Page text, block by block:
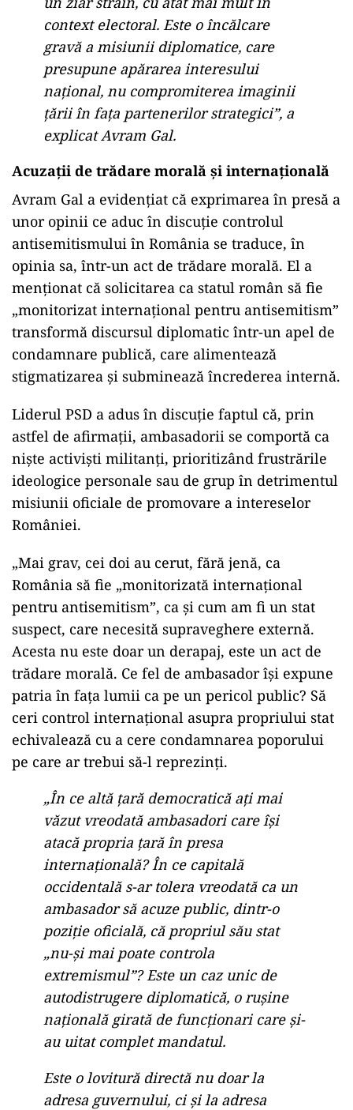
context electoral. Este o încălcare
gravă a misiunii diplomatice, care
presupune apărarea interesului
național, nu compromiterea imaginii
țării în fața partenerilor strategici”, a
explicat Avram Gal.
Acuzații de trădare morală și internațională
Avram Gal a evidențiat că exprimarea în presă a
unor opinii ce aduc în discuție controlul
antisemitismului în România se traduce, în
opinia sa, într-un act de trădare morală. El a
menționat că solicitarea ca statul român să fie
„monitorizat internațional pentru antisemitism”
transformă discursul diplomatic într-un apel de
condamnare publică, care alimentează
stigmatizarea și subminează încrederea internă.
Liderul PSD a adus în discuție faptul că, prin
astfel de afirmații, ambasadorii se comportă ca
niște activiști militanți, prioritizând frustrările
ideologice personale sau de grup în detrimentul
misiunii oficiale de promovare a intereselor
României.
„Mai grav, cei doi au cerut, fără jenă, ca
România să fie „monitorizată internațional
pentru antisemitism”, ca și cum am fi un stat
suspect, care necesită supraveghere externă.
Acesta nu este doar un derapaj, este un act de
trădare morală. Ce fel de ambasador își expune
patria în fața lumii ca pe un pericol public? Să
ceri control internațional asupra propriului stat
echivalează cu a cere condamnarea poporului
pe care ar trebui să-l reprezinți.
„În ce altă țară democratică ați mai
văzut vreodată ambasadori care își
atacă propria țară în presa
internațională? În ce capitală
occidentală s-ar tolera vreodată ca un
ambasador să acuze public, dintr-o
poziție oficială, că propriul său stat
„nu-și mai poate controla
extremismul”? Este un caz unic de
autodistrugere diplomatică, o rușine
națională girată de funcționari care și-
au uitat complet mandatul.
Este o lovitură directă nu doar la
adresa guvernului, ci și la adresa